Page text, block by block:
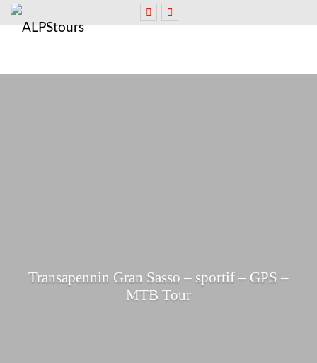
Transapennin Gran Sasso – sportif – GPS –
MTB Tour